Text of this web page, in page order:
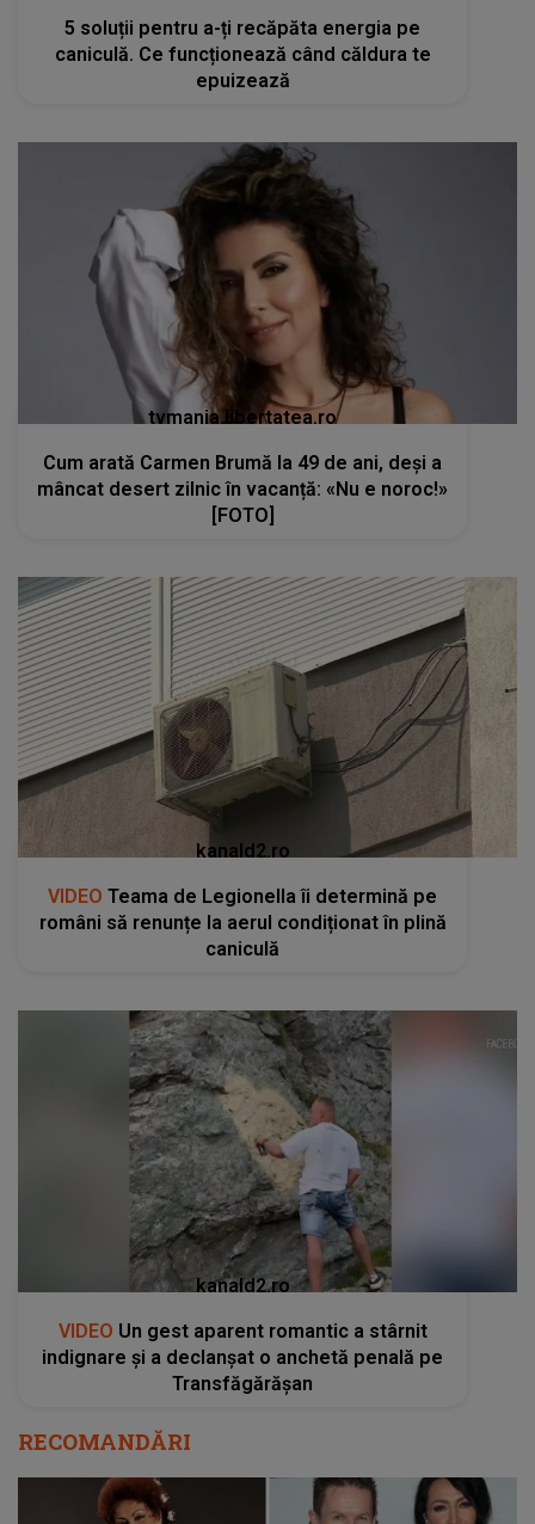
5 soluții pentru a-ți recăpăta energia pe
caniculă. Ce funcționează când căldura te
epuizează
tvmania.libertatea.ro
Cum arată Carmen Brumă la 49 de ani, deși a
mâncat desert zilnic în vacanță: «Nu e noroc!»
[FOTO]
kanald2.ro
VIDEO Teama de Legionella îi determină pe
români să renunțe la aerul condiționat în plină
caniculă
kanald2.ro
VIDEO Un gest aparent romantic a stârnit
indignare și a declanșat o anchetă penală pe
Transfăgărășan
RECOMANDĂRI